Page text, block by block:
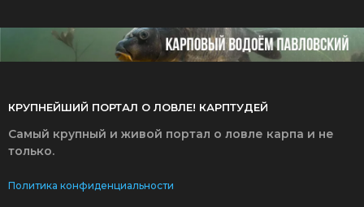
КРУПНЕЙШИЙ ПОРТАЛ О ЛОВЛЕ! КАРПТУДЕЙ
Самый крупный и живой портал о ловле карпа и не
только.
Политика конфиденциальности